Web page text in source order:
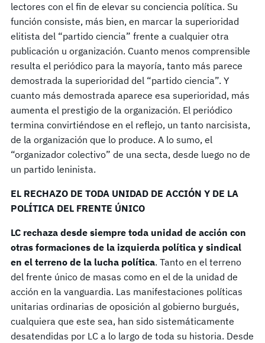
lectores con el fin de elevar su conciencia política. Su
función consiste, más bien, en marcar la superioridad
elitista del “partido ciencia” frente a cualquier otra
publicación u organización. Cuanto menos comprensible
resulta el periódico para la mayoría, tanto más parece
demostrada la superioridad del “partido ciencia”. Y
cuanto más demostrada aparece esa superioridad, más
aumenta el prestigio de la organización. El periódico
termina convirtiéndose en el reflejo, un tanto narcisista,
de la organización que lo produce. A lo sumo, el
“organizador colectivo” de una secta, desde luego no de
un partido leninista.
EL RECHAZO DE TODA UNIDAD DE ACCIÓN Y DE LA
POLÍTICA DEL FRENTE ÚNICO
LC rechaza desde siempre toda unidad de acción con
otras formaciones de la izquierda política y sindical
en el terreno de la lucha política. Tanto en el terreno
del frente único de masas como en el de la unidad de
acción en la vanguardia. Las manifestaciones políticas
unitarias ordinarias de oposición al gobierno burgués,
cualquiera que este sea, han sido sistemáticamente
desatendidas por LC a lo largo de toda su historia. Desde